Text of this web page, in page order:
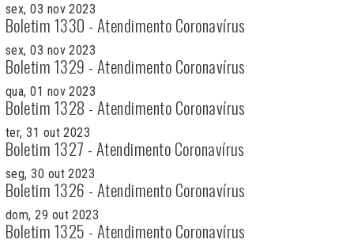
sex, 03 nov 2023
Boletim 1330 - Atendimento Coronavírus
sex, 03 nov 2023
Boletim 1329 - Atendimento Coronavírus
qua, 01 nov 2023
Boletim 1328 - Atendimento Coronavírus
ter, 31 out 2023
Boletim 1327 - Atendimento Coronavírus
seg, 30 out 2023
Boletim 1326 - Atendimento Coronavírus
dom, 29 out 2023
Boletim 1325 - Atendimento Coronavírus